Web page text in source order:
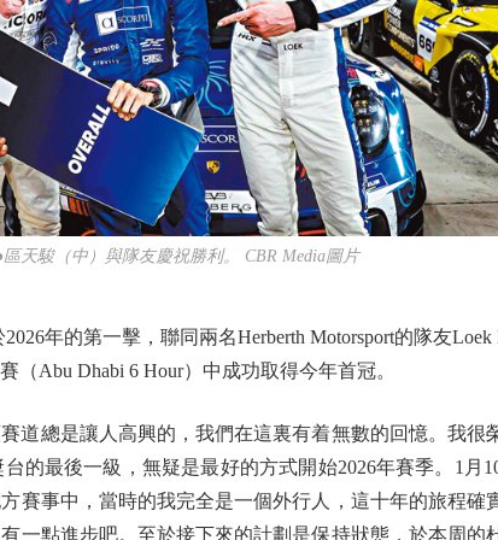
區天駿（中）與隊友慶祝勝利。 CBR Media圖片
年的第一擊，聯同兩名Herberth Motorsport的隊友Loek
Abu Dhabi 6 Hour）中成功取得今年首冠。
總是讓人高興的，我們在這裏有着無數的回憶。我很
的最後一級，無疑是最好的方式開始2026年賽季。1月
賽事中，當時的我完全是一個外行人，這十年的旅程確
一點進步吧。至於接下來的計劃是保持狀態，於本周的